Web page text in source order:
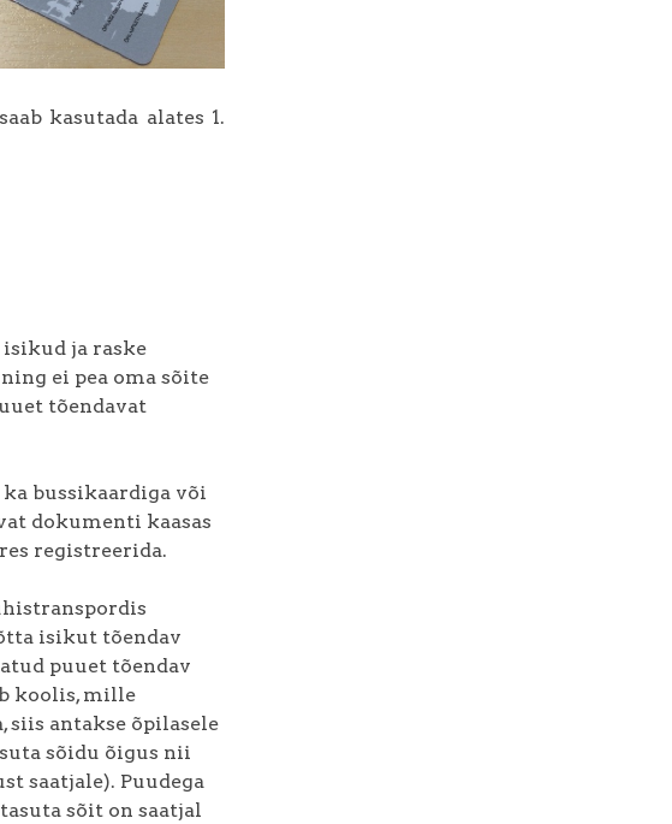
kasutada alates 1.
isikud ja raske
ei pea oma sõite
tõendavat
bussikaardiga või
dokumenti kaasas
registreerida.
isikut tõendav
puuet tõendav
koolis, mille
antakse õpilasele
sõidu õigus nii
saatjale). Puudega
sõit on saatjal